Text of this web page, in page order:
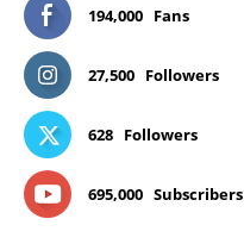
194,000 Fans
27,500 Followers
628 Followers
695,000 Subscribers